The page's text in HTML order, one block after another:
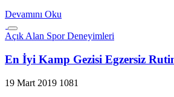
Devamını Oku
Açık Alan Spor Deneyimleri
En İyi Kamp Gezisi Egzersiz
19 Mart 2019 1081